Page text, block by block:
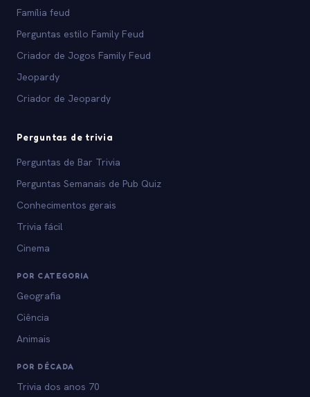
Família feud
Perguntas estilo Family Feud
Criador de Jogos Family Feud
Jeopardy
Criador de Jeopardy
Perguntas de trivia
Perguntas de Bar Trivia
Perguntas Semanais de Pub Quiz
Conhecimentos gerais
Trivia fácil
Cinema
POR CATEGORIA
Geografia
Ciência
Animais
POR DÉCADA
Trivia dos anos 70